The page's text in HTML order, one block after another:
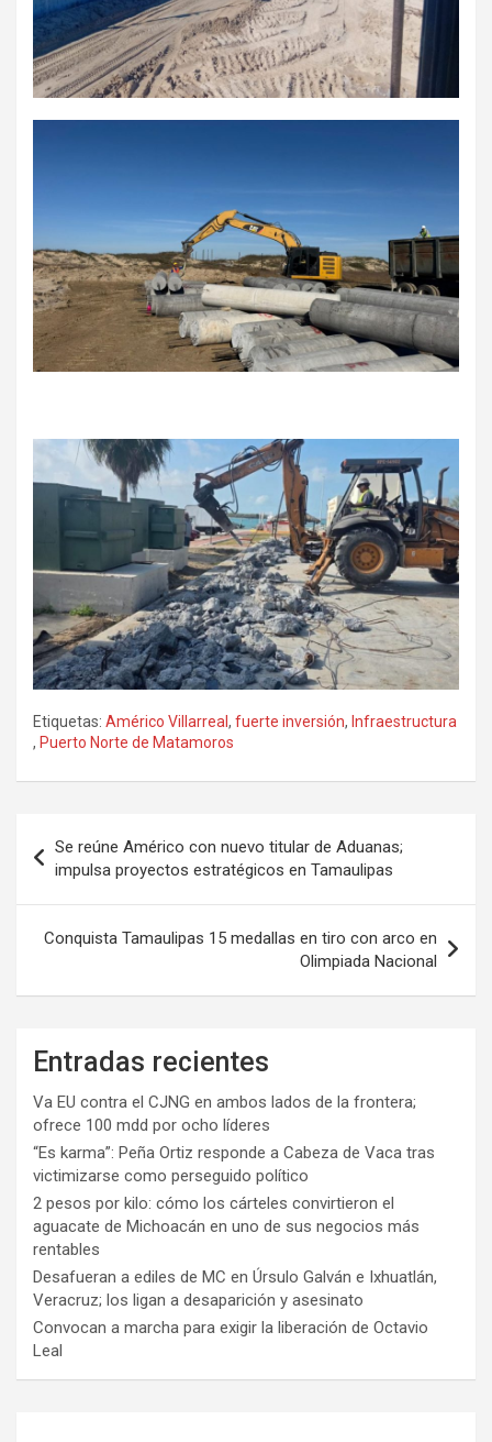
Etiquetas: Américo Villarreal , fuerte inversión, Infraestructura
, Puerto Norte de Matamoros
de
entradas
Se reúne Américo con nuevo titular de Aduanas;
impulsa proyectos estratégicos en Tamaulipas
Conquista Tamaulipas 15 medallas en tiro con arco en
Olimpiada Nacional
Entradas recientes
Va EU contra el CJNG en ambos lados de la frontera;
ofrece 100 mdd por ocho líderes
“Es karma”: Peña Ortiz responde a Cabeza de Vaca tras
victimizarse como perseguido político
2 pesos por kilo: cómo los cárteles convirtieron el
aguacate de Michoacán en uno de sus negocios más
rentables
Desafueran a ediles de MC en Úrsulo Galván e Ixhuatlán,
Veracruz; los ligan a desaparición y asesinato
Convocan a marcha para exigir la liberación de Octavio
Leal